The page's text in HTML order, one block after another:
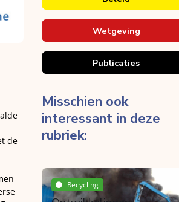
de
Wetgeving
Publicaties
Misschien ook
interessant in deze
rubriek:
Breken
Bouwproductenverordeni
Recycling